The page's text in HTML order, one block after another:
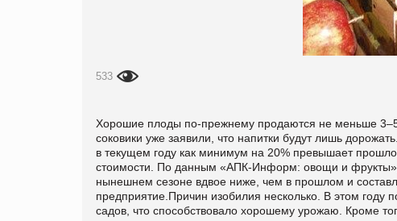
533
Хорошие плоды по-прежнему продаются не меньше 3–5
соковики уже заявили, что напитки будут лишь
в текущем году как минимум на 20% превышает
стоимости. По данным «АПК-Информ: овощи и
нынешнем сезоне вдвое ниже, чем в прошлом и
предприятие.Причин изобилия несколько. В этом году
садов, что способствовало хорошему урожаю. Кроме